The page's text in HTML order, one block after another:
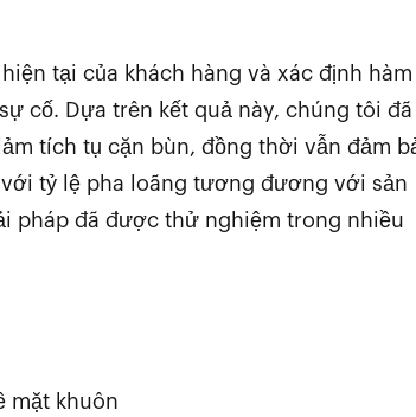
tại của khách hàng và xác định hàm
cố. Dựa trên kết quả này, chúng tôi đã
tích tụ cặn bùn, đồng thời vẫn đảm
tỷ lệ pha loãng tương đương với sản
pháp đã được thử nghiệm trong nhiều
mặt khuôn